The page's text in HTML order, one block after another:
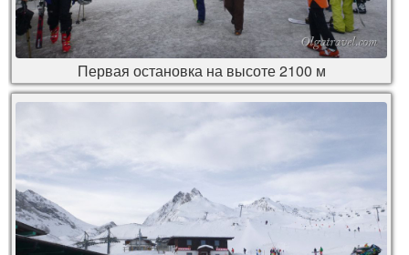
Первая остановка на высоте 2100 м